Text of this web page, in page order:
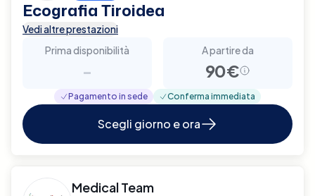
Ecografia Tiroidea
Vedi altre prestazioni
Prima disponibilità
-
A partire da
90€
Pagamento in sede Conferma immediata
Scegli giorno e ora
Medical Team